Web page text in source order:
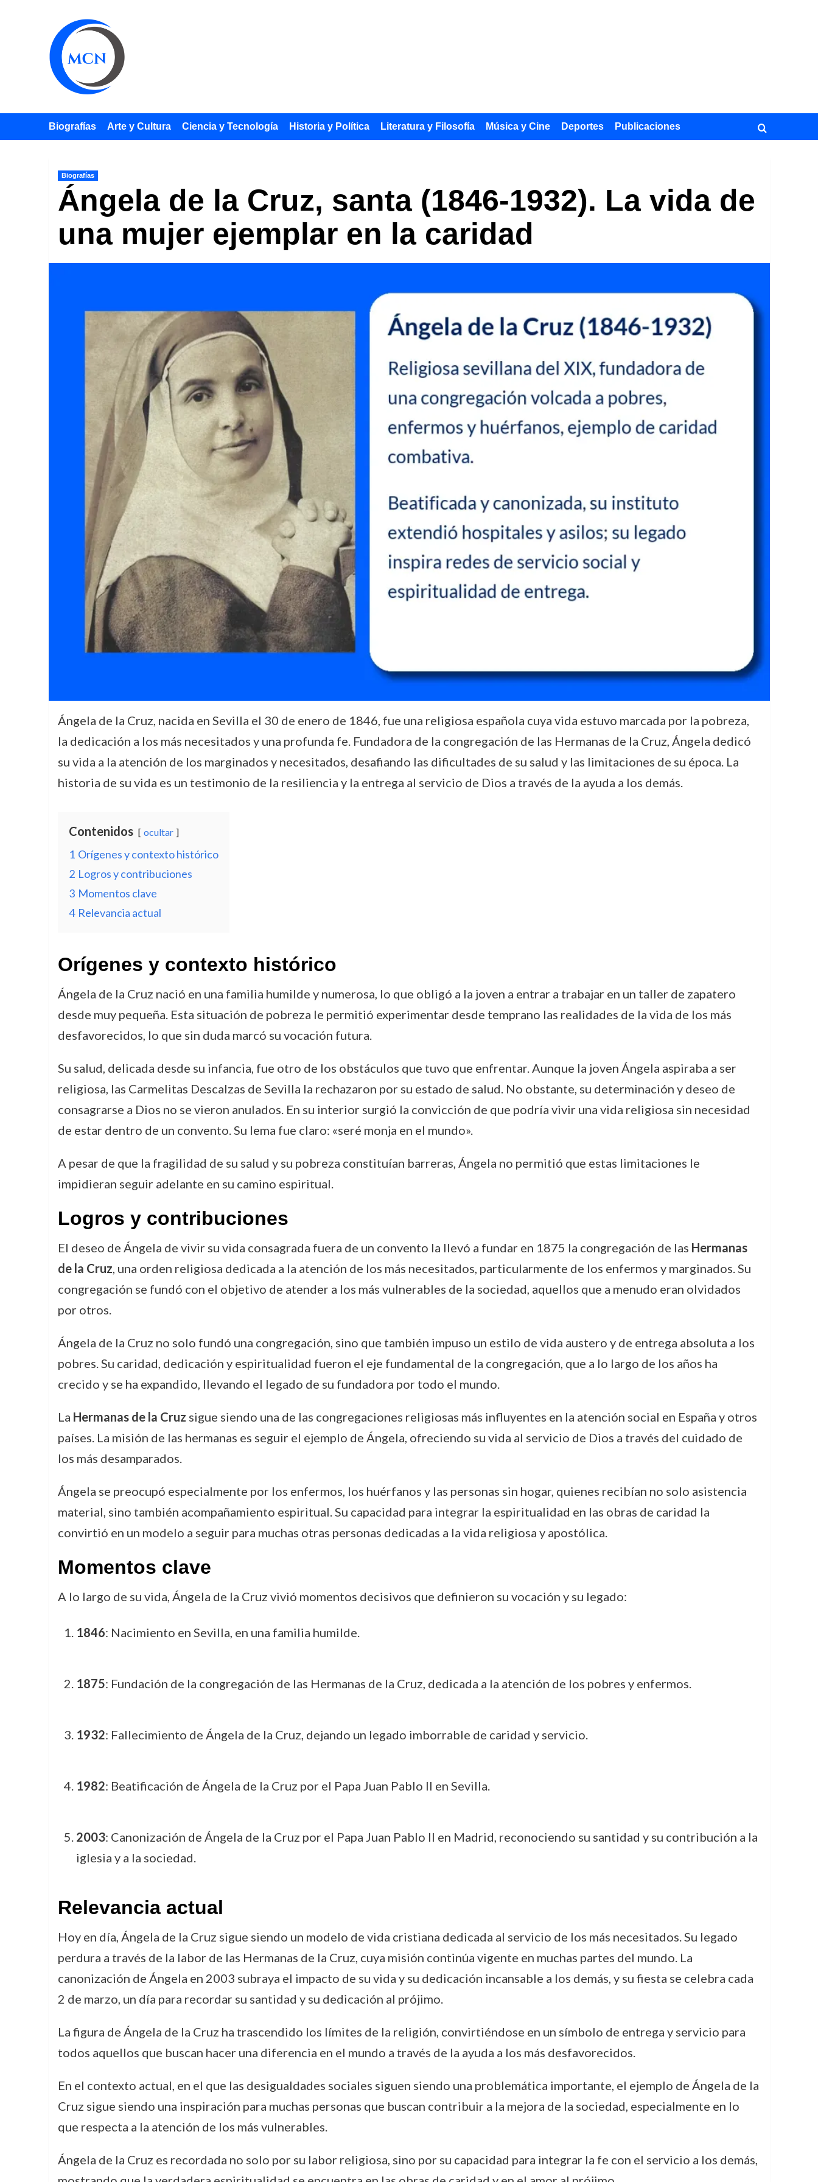
Biografías Arte y Cultura Ciencia y Tecnología Historia y Política Literatura y Filosofía Música y Cine Deportes Publicaciones
Biografías
Ángela de la Cruz, santa (1846-1932). La vida de
una mujer ejemplar en la caridad
Ángela de la Cruz, nacida en Sevilla el 30 de enero de 1846, fue una religiosa española cuya vida estuvo marcada por la pobreza,
la dedicación a los más necesitados y una profunda fe. Fundadora de la congregación de las Hermanas de la Cruz, Ángela dedicó
su vida a la atención de los marginados y necesitados, desafiando las dificultades de su salud y las limitaciones de su época. La
historia de su vida es un testimonio de la resiliencia y la entrega al servicio de Dios a través de la ayuda a los demás.
Contenidos ocultar
1 Orígenes y contexto histórico
2 Logros y contribuciones
3 Momentos clave
4 Relevancia actual
Orígenes y contexto histórico
Ángela de la Cruz nació en una familia humilde y numerosa, lo que obligó a la joven a entrar a trabajar en un taller de zapatero
desde muy pequeña. Esta situación de pobreza le permitió experimentar desde temprano las realidades de la vida de los más
desfavorecidos, lo que sin duda marcó su vocación futura.
Su salud, delicada desde su infancia, fue otro de los obstáculos que tuvo que enfrentar. Aunque la joven Ángela aspiraba a ser
religiosa, las Carmelitas Descalzas de Sevilla la rechazaron por su estado de salud. No obstante, su determinación y deseo de
consagrarse a Dios no se vieron anulados. En su interior surgió la convicción de que podría vivir una vida religiosa sin necesidad
de estar dentro de un convento. Su lema fue claro: «seré monja en el mundo».
A pesar de que la fragilidad de su salud y su pobreza constituían barreras, Ángela no permitió que estas limitaciones le
impidieran seguir adelante en su camino espiritual.
Logros y contribuciones
El deseo de Ángela de vivir su vida consagrada fuera de un convento la llevó a fundar en 1875 la congregación de las Hermanas
de la Cruz , una orden religiosa dedicada a la atención de los más necesitados, particularmente de los enfermos y marginados. Su
congregación se fundó con el objetivo de atender a los más vulnerables de la sociedad, aquellos que a menudo eran olvidados
por otros.
Ángela de la Cruz no solo fundó una congregación, sino que también impuso un estilo de vida austero y de entrega absoluta a los
pobres. Su caridad, dedicación y espiritualidad fueron el eje fundamental de la congregación, que a lo largo de los años ha
crecido y se ha expandido, llevando el legado de su fundadora por todo el mundo.
La Hermanas de la Cruz sigue siendo una de las congregaciones religiosas más influyentes en la atención social en España y otros
países. La misión de las hermanas es seguir el ejemplo de Ángela, ofreciendo su vida al servicio de Dios a través del cuidado de
los más desamparados.
Ángela se preocupó especialmente por los enfermos, los huérfanos y las personas sin hogar, quienes recibían no solo asistencia
material, sino también acompañamiento espiritual. Su capacidad para integrar la espiritualidad en las obras de caridad la
convirtió en un modelo a seguir para muchas otras personas dedicadas a la vida religiosa y apostólica.
Momentos clave
A lo largo de su vida, Ángela de la Cruz vivió momentos decisivos que definieron su vocación y su legado:
1846: Nacimiento en Sevilla, en una familia humilde.
1875: Fundación de la congregación de las Hermanas de la Cruz, dedicada a la atención de los pobres y enfermos.
1932: Fallecimiento de Ángela de la Cruz, dejando un legado imborrable de caridad y servicio.
1982: Beatificación de Ángela de la Cruz por el Papa Juan Pablo II en Sevilla.
2003: Canonización de Ángela de la Cruz por el Papa Juan Pablo II en Madrid, reconociendo su santidad y su contribución a la
iglesia y a la sociedad.
Relevancia actual
Hoy en día, Ángela de la Cruz sigue siendo un modelo de vida cristiana dedicada al servicio de los más necesitados. Su legado
perdura a través de la labor de las Hermanas de la Cruz, cuya misión continúa vigente en muchas partes del mundo. La
canonización de Ángela en 2003 subraya el impacto de su vida y su dedicación incansable a los demás, y su fiesta se celebra cada
2 de marzo, un día para recordar su santidad y su dedicación al prójimo.
La figura de Ángela de la Cruz ha trascendido los límites de la religión, convirtiéndose en un símbolo de entrega y servicio para
todos aquellos que buscan hacer una diferencia en el mundo a través de la ayuda a los más desfavorecidos.
En el contexto actual, en el que las desigualdades sociales siguen siendo una problemática importante, el ejemplo de Ángela de la
Cruz sigue siendo una inspiración para muchas personas que buscan contribuir a la mejora de la sociedad, especialmente en lo
que respecta a la atención de los más vulnerables.
Ángela de la Cruz es recordada no solo por su labor religiosa, sino por su capacidad para integrar la fe con el servicio a los demás,